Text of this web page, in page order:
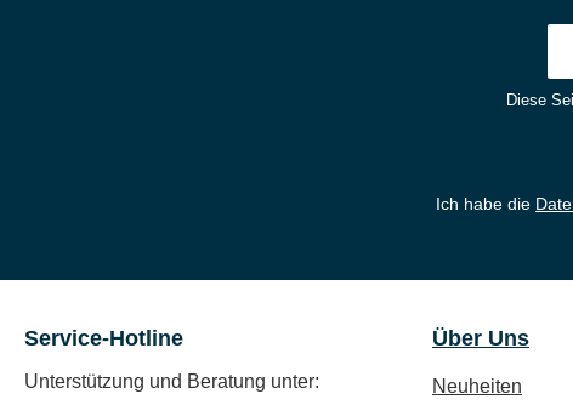
*
Diese
Ich habe die
Service-Hotline
Unterstützung und Beratung unter:
Über Uns
Neuheiten